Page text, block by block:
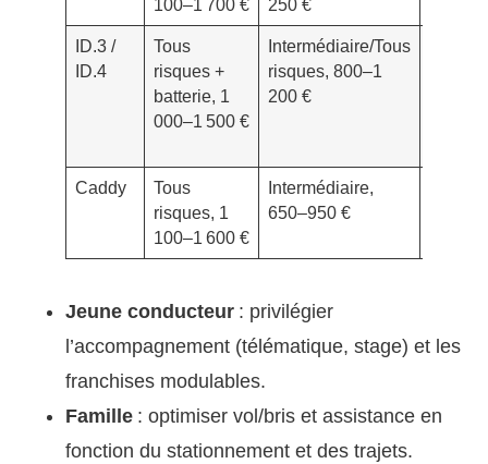
100–1 700 € 250 €
ID.3 /
ID.4
Tous
risques +
batterie, 1
000–1 500 €
Intermédiaire/Tous
risques, 800–1
200 €
Caddy
Tous
risques, 1
100–1 600 €
Intermédiaire,
650–950 €
Jeune conducteur : privilégier
l’accompagnement (télématique, stage) et les
franchises modulables.
Famille : optimiser vol/bris et assistance en
fonction du stationnement et des trajets.